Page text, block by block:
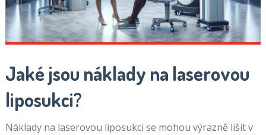
Jaké jsou náklady na laserovou
liposukci?
Náklady na laserovou liposukci se mohou výrazně lišit v